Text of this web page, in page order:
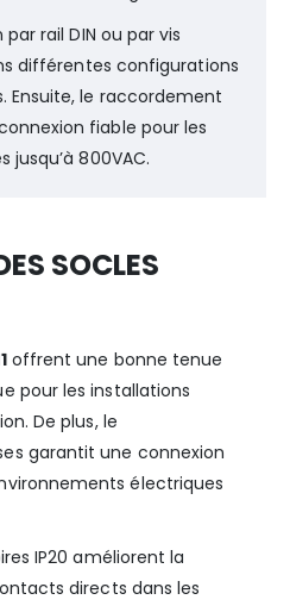
rail DIN ou par vis
différentes configurations
Ensuite, le raccordement
fiable pour les
jusqu’à 800VAC.
SOCLES
offrent une bonne tenue
pour les installations
De plus, le
garantit une connexion
électriques
IP20 améliorent la
directs dans les